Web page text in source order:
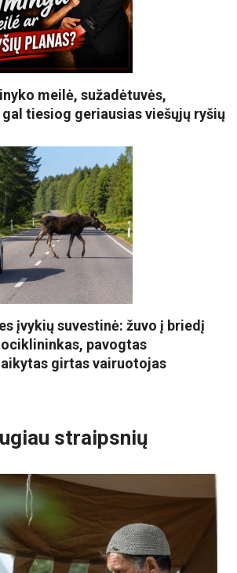
meilė, sužadėtuvės,
tiesiog geriausias viešųjų ryšių
įvykių suvestinė: žuvo į briedį
pavogtas
girtas vairuotojas
straipsnių